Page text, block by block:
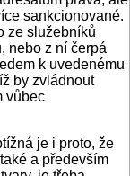
sankcionované.
ze služebníků
nebo z ní čerpá
k uvedenému
by zvládnout
vůbec
je i proto, že
a především